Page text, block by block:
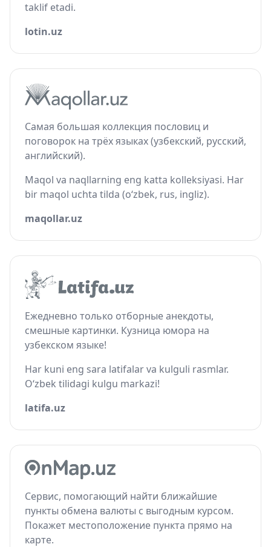
taklif etadi.
lotin.uz
Самая большая коллекция пословиц и
поговорок на трёх языках (узбекский, русский,
английский).
Maqol va naqllarning eng katta kolleksiyasi. Har
bir maqol uchta tilda (o‘zbek, rus, ingliz).
maqollar.uz
Ежедневно только отборные анекдоты,
смешные картинки. Кузница юмора на
узбекском языке!
Har kuni eng sara latifalar va kulguli rasmlar.
O‘zbek tilidagi kulgu markazi!
latifa.uz
Сервис, помогающий найти ближайшие
пункты обмена валюты с выгодным курсом.
Покажет местоположение пункта прямо на
карте.